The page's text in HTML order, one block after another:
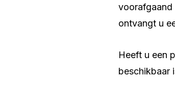
voorafgaand
ontvangt u
Heeft u een
beschikbaar